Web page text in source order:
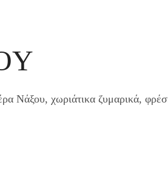
Νάξου, χωριάτικα ζυμαρικά,